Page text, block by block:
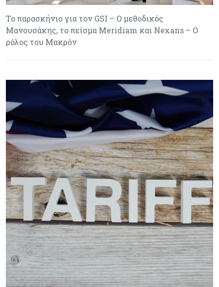
Το παρασκήνιο για τον GSI – Ο μεθοδικός
Μανουσάκης, το πείσμα Meridiam και Nexans – Ο
ρόλος του Μακρόν